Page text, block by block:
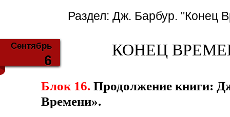
Раздел:Дж. Барбур. "Конец
Сентябрь
6
КОНЕЦ
Блок 16. Продолжение книги:
Времени».